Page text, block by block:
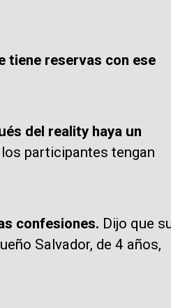
tiene reservas con ese
del reality haya un
participantes tengan
confesiones. Dijo que
Salvador, de 4 años,